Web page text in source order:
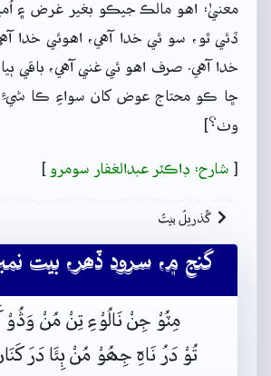
معنيٰ: اهو مالڪ جيڪو بغير غرض ۽
ڏئي ٿو، سو ئي خدا آهي، اهوئي خدا
خدا آهي. صرف اهو ئي غني آهي، باقي
ڇا ڪو محتاج عوض کان سواءِ ڪا شيءِ
وٺ؟]
[ شارح: ڊاڪٽر عبدالغفار سومرو ]
گُذريلُ بيتُ
گنج ۾، سرود ڏھر، بيت نمبر :
مِٽُوْ جِنْ نَالُوْءِ تِنْ مُنْ وَڎُوْ
تُوْ دَرُ نَاہِ جِھُوْ مُنْ ٻِئَا دَرَ